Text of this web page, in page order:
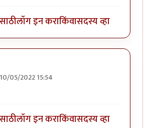
लॉग इन कराकिंवासदस्य व्हा
05/2022 15:54
लॉग इन कराकिंवासदस्य व्हा